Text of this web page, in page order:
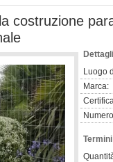
costruzione
Luogo
Marca: